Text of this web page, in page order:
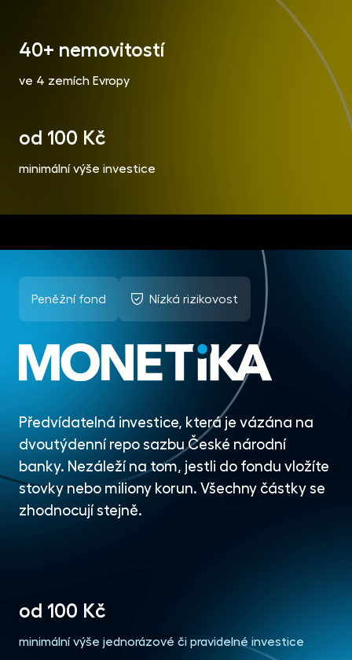
40+ nemovitostí
ve 4 zemích Evropy
od 100 Kč
minimální výše investice
Peněžní fond Nízká rizikovost
Předvídatelná investice, která je vázána na
dvoutýdenní repo sazbu České národní
banky. Nezáleží na tom, jestli do fondu vložíte
stovky nebo miliony korun. Všechny částky se
zhodnocují stejně.
od 100 Kč
minimální výše jednorázové či pravidelné investice